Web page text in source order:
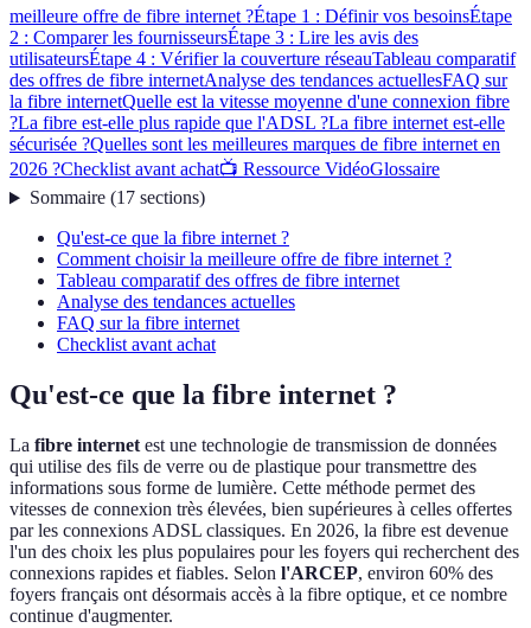
meilleure offre de fibre internet ?Étape 1 : Définir vos besoinsÉtape
2 : Comparer les fournisseursÉtape 3 : Lire les avis des
utilisateursÉtape 4 : Vérifier la couverture réseauTableau comparatif
des offres de fibre internetAnalyse des tendances actuellesFAQ sur
la fibre internetQuelle est la vitesse moyenne d'une connexion fibre
?La fibre est-elle plus rapide que l'ADSL ?La fibre internet est-elle
sécurisée ?Quelles sont les meilleures marques de fibre internet en
2026 ?Checklist avant achat📺 Ressource VidéoGlossaire
Sommaire(17 sections)
Qu'est-ce que la fibre internet ?
Comment choisir la meilleure offre de fibre internet ?
Tableau comparatif des offres de fibre internet
Analyse des tendances actuelles
FAQ sur la fibre internet
Checklist avant achat
Qu'est-ce que la fibre internet ?
La fibre internet est une technologie de transmission de données
qui utilise des fils de verre ou de plastique pour transmettre des
informations sous forme de lumière. Cette méthode permet des
vitesses de connexion très élevées, bien supérieures à celles offertes
par les connexions ADSL classiques. En 2026, la fibre est devenue
l'un des choix les plus populaires pour les foyers qui recherchent des
connexions rapides et fiables. Selon l'ARCEP, environ 60% des
foyers français ont désormais accès à la fibre optique, et ce nombre
continue d'augmenter.